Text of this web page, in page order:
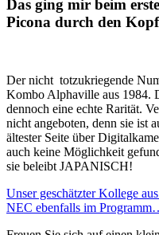
Das ging mir beim
Picona durch den Kopf
Der nicht totzukriegende
Kombo Alphaville aus 1984.
dennoch eine echte Rarität.
nicht angeboten, denn sie ist
ältester Seite über
auch keine Möglichkeit
sie beleibt JAPANISCH!
Unser geschätzter Kollege
NEC ebenfalls im